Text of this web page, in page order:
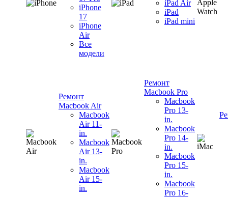
iPhone
17
iPhone
Air
Все
модели
iPad Air
iPad
iPad mini
Ремонт
Macbook Air
Macbook
Air 11-
in.
Macbook
Air 13-
in.
Macbook
Air 15-
in.
Ремонт
Macbook Pro
Macbook
Pro 13-
in.
Macbook
Pro 14-
in.
Macbook
Pro 15-
in.
Macbook
Pro 16-